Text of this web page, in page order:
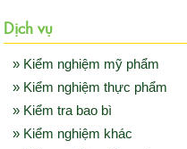
Dịch vụ
» Kiểm nghiệm mỹ phẩm
» Kiểm nghiệm thực phẩm
» Kiểm tra bao bì
» Kiểm nghiệm khác